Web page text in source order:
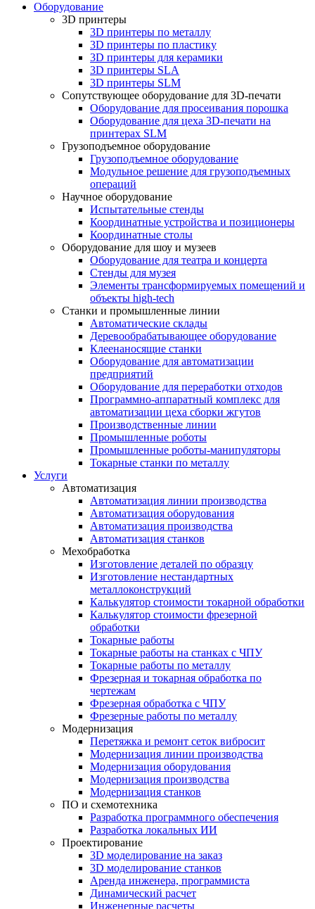
Оборудование
3D принтеры
3D принтеры по металлу
3D принтеры по пластику
3D принтеры для керамики
3D принтеры SLA
3D принтеры SLM
Сопутствующее оборудование для 3D-печати
Оборудование для просеивания порошка
Оборудование для цеха 3D-печати на
принтерах SLM
Грузоподъемное оборудование
Грузоподъемное оборудование
Модульное решение для грузоподъемных
операций
Научное оборудование
Испытательные стенды
Координатные устройства и позиционеры
Координатные столы
Оборудование для шоу и музеев
Оборудование для театра и концерта
Стенды для музея
Элементы трансформируемых помещений и
объекты high-tech
Станки и промышленные линии
Автоматические склады
Деревообрабатывающее оборудование
Клеенаносящие станки
Оборудование для автоматизации
предприятий
Оборудование для переработки отходов
Программно-аппаратный комплекс для
автоматизации цеха сборки жгутов
Производственные линии
Промышленные роботы
Промышленные роботы-манипуляторы
Токарные станки по металлу
Услуги
Автоматизация
Автоматизация линии производства
Автоматизация оборудования
Автоматизация производства
Автоматизация станков
Мехобработка
Изготовление деталей по образцу
Изготовление нестандартных
металлоконструкций
Калькулятор стоимости токарной обработки
Калькулятор стоимости фрезерной
обработки
Токарные работы
Токарные работы на станках с ЧПУ
Токарные работы по металлу
Фрезерная и токарная обработка по
чертежам
Фрезерная обработка с ЧПУ
Фрезерные работы по металлу
Модернизация
Перетяжка и ремонт сеток вибросит
Модернизация линии производства
Модернизация оборудования
Модернизация производства
Модернизация станков
ПО и схемотехника
Разработка программного обеспечения
Разработка локальных ИИ
Проектирование
3D моделирование на заказ
3D моделирование станков
Аренда инженера, программиста
Динамический расчет
Инженерные расчеты